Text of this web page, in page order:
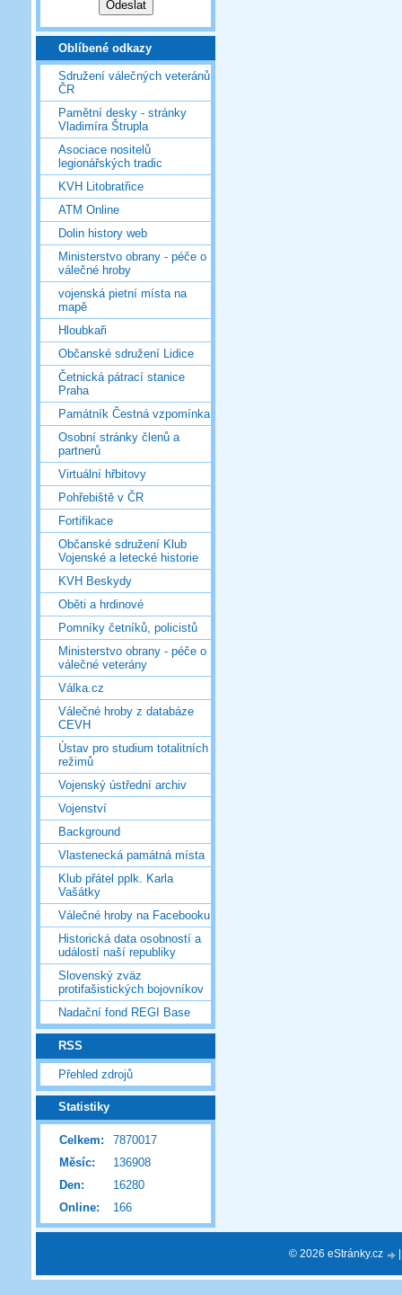
Oblíbené odkazy
Sdružení válečných veteránů
ČR
Pamětní desky - stránky
Vladimíra Štrupla
Asociace nositelů
legionářských tradic
KVH Litobratřice
ATM Online
Dolin history web
Ministerstvo obrany - péče o
válečné hroby
vojenská pietní místa na
mapě
Hloubkaři
Občanské sdružení Lidice
Četnická pátrací stanice
Praha
Památník Čestná vzpomínka
Osobní stránky členů a
partnerů
Virtuální hřbitovy
Pohřebiště v ČR
Fortifikace
Občanské sdružení Klub
Vojenské a letecké historie
KVH Beskydy
Oběti a hrdinové
Pomníky četníků, policistů
Ministerstvo obrany - péče o
válečné veterány
Válka.cz
Válečné hroby z databáze
CEVH
Ústav pro studium totalitních
režimů
Vojenský ústřední archiv
Vojenství
Background
Vlastenecká památná místa
Klub přátel pplk. Karla
Vašátky
Válečné hroby na Facebooku
Historická data osobností a
událostí naší republiky
Slovenský zväz
protifašistických bojovníkov
Nadační fond REGI Base
RSS
Přehled zdrojů
Statistiky
Online: 166
Celkem:
7870017
Měsíc:
136908
Den:
16280
© 2026 eStránky.cz